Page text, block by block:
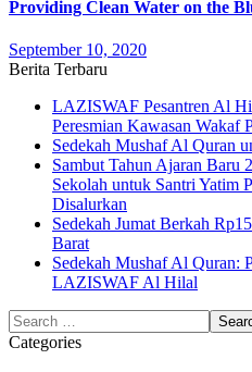
Providing Clean Water on the
September 10, 2020
Berita Terbaru
LAZISWAF Pesantren Al
Peresmian Kawasan Wakaf
Sedekah Mushaf Al Quran
Sambut Tahun Ajaran Baru
Sekolah untuk Santri Yatim
Disalurkan
Sedekah Jumat Berkah
Barat
Sedekah Mushaf Al Quran:
LAZISWAF Al Hilal
Categories